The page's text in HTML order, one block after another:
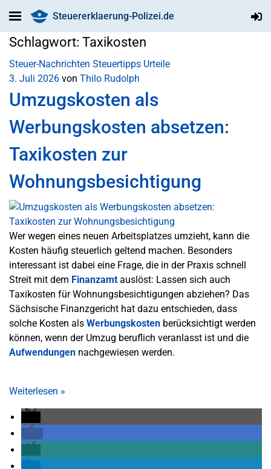
Steuererklaerung-Polizei.de
Schlagwort: Taxikosten
Steuer-Nachrichten Steuertipps Urteile
3. Juli 2026 von Thilo Rudolph
Umzugskosten als
Werbungskosten absetzen:
Taxikosten zur
Wohnungsbesichtigung
Wer wegen eines neuen Arbeitsplatzes umzieht, kann die
Kosten häufig steuerlich geltend machen. Besonders
interessant ist dabei eine Frage, die in der Praxis schnell
Streit mit dem Finanzamtauslöst: Lassen sich auch
Taxikosten für Wohnungsbesichtigungen abziehen? Das
Sächsische Finanzgericht hat dazu entschieden, dass
solche Kosten als Werbungskosten berücksichtigt werden
können, wenn der Umzug beruflich veranlasst ist und die
Aufwendungen nachgewiesen werden.
Weiterlesen »